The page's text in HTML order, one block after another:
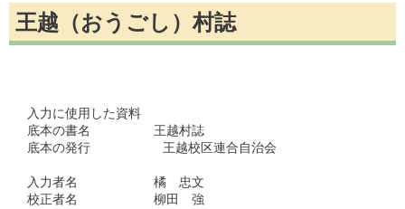
王越（おうごし）村誌
入力に使用した資料
底本の書名　　　　　王越村誌
底本の発行          王越校区連合自治会
入力者名　　　　　　橘　忠文
校正者名　　　　　　柳田　強